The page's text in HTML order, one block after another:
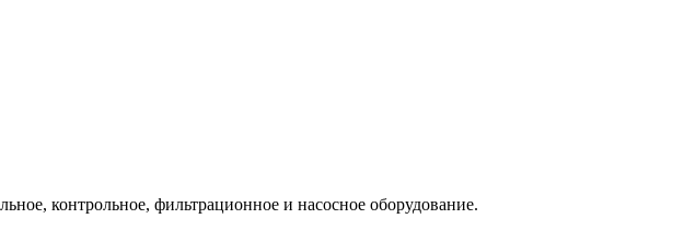
контрольное, фильтрационное и насосное оборудование.